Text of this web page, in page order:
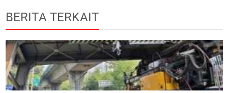
BERITA TERKAIT